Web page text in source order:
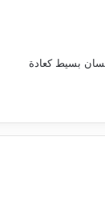
بسيط كعادة